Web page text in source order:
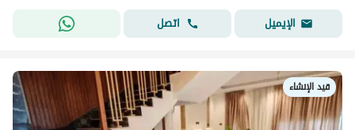
الإيميل
اتصل
قيد الإنشاء